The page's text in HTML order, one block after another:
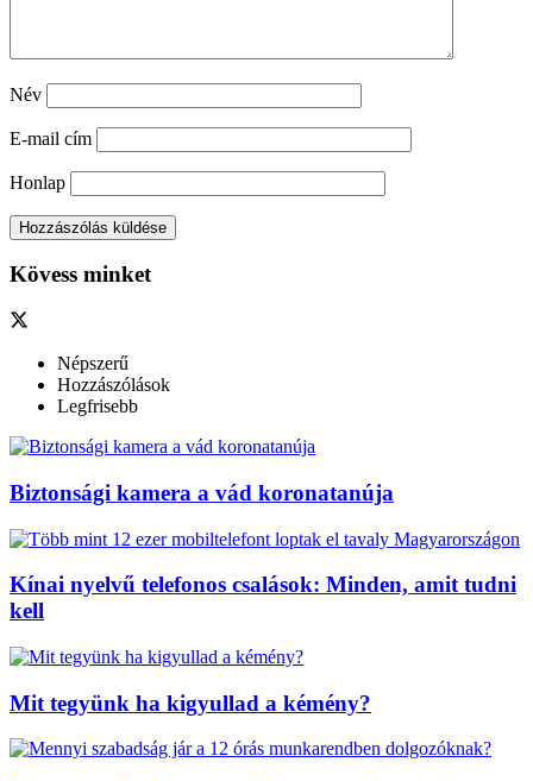
Név
E-mail cím
Honlap
Kövess minket
Népszerű
Hozzászólások
Legfrisebb
Biztonsági kamera a vád koronatanúja
Kínai nyelvű telefonos csalások: Minden, amit tudni
kell
Mit tegyünk ha kigyullad a kémény?